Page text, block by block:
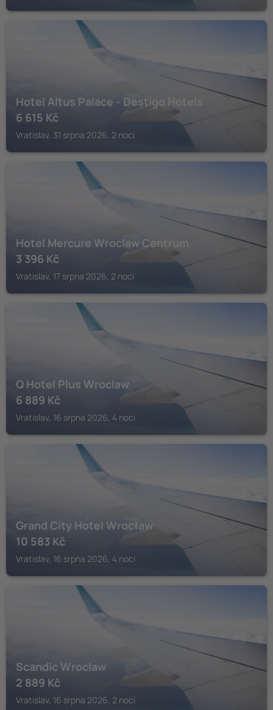
Hotel Altus Palace - Destigo Hotels
6 615 Kč
Vratislav, 31 srpna 2026, 2 noci
Hotel Mercure Wroclaw Centrum
3 396 Kč
Vratislav, 17 srpna 2026, 2 noci
Q Hotel Plus Wroclaw
6 889 Kč
Vratislav, 16 srpna 2026, 4 noci
Grand City Hotel Wrocław
10 583 Kč
Vratislav, 16 srpna 2026, 4 noci
Scandic Wroclaw
2 889 Kč
Vratislav, 16 srpna 2026, 2 noci